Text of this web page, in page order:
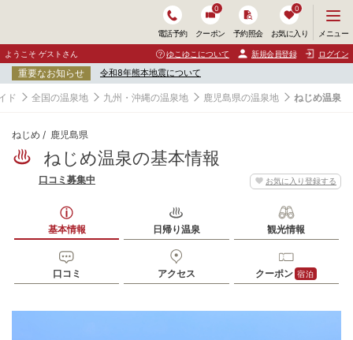
電話予約 クーポン
0
予約照会 お気に入り
0
ニ
ュ
ー
開
く
メニュー
ようこそ ゲストさん ゆこゆこについて 新規会員登録 ログイン
重要なお知らせ 令和8年熊本地震について
ド 全国の温泉地 九州・沖縄の温泉地 鹿児島県の温泉地 ねじめ温泉
ねじめ 鹿児島県
ねじめ温泉の基本情報
お気に入り登録する
口コミ募集中
基本情報 日帰り温泉 観光情報
口コミ アクセス クーポン 宿泊